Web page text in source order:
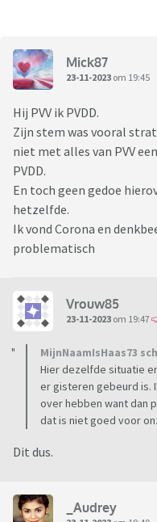
Mick87
23-11-2023 om 19:45
Hij PVV ik PVDD.
Zijn stem was vooral
niet met alles van PVV
PVDD.
En toch geen gedoe
hetzelfde.
Ik vond Corona en
problematisch
Vrouw85
23-11-2023 om 19:47
MijnNaamIsHaas73
Hier dezelfde situatie
er gisteren gebeurd is.
over hebben want dan
dat is niet goed voor
Dit dus.
_Audrey